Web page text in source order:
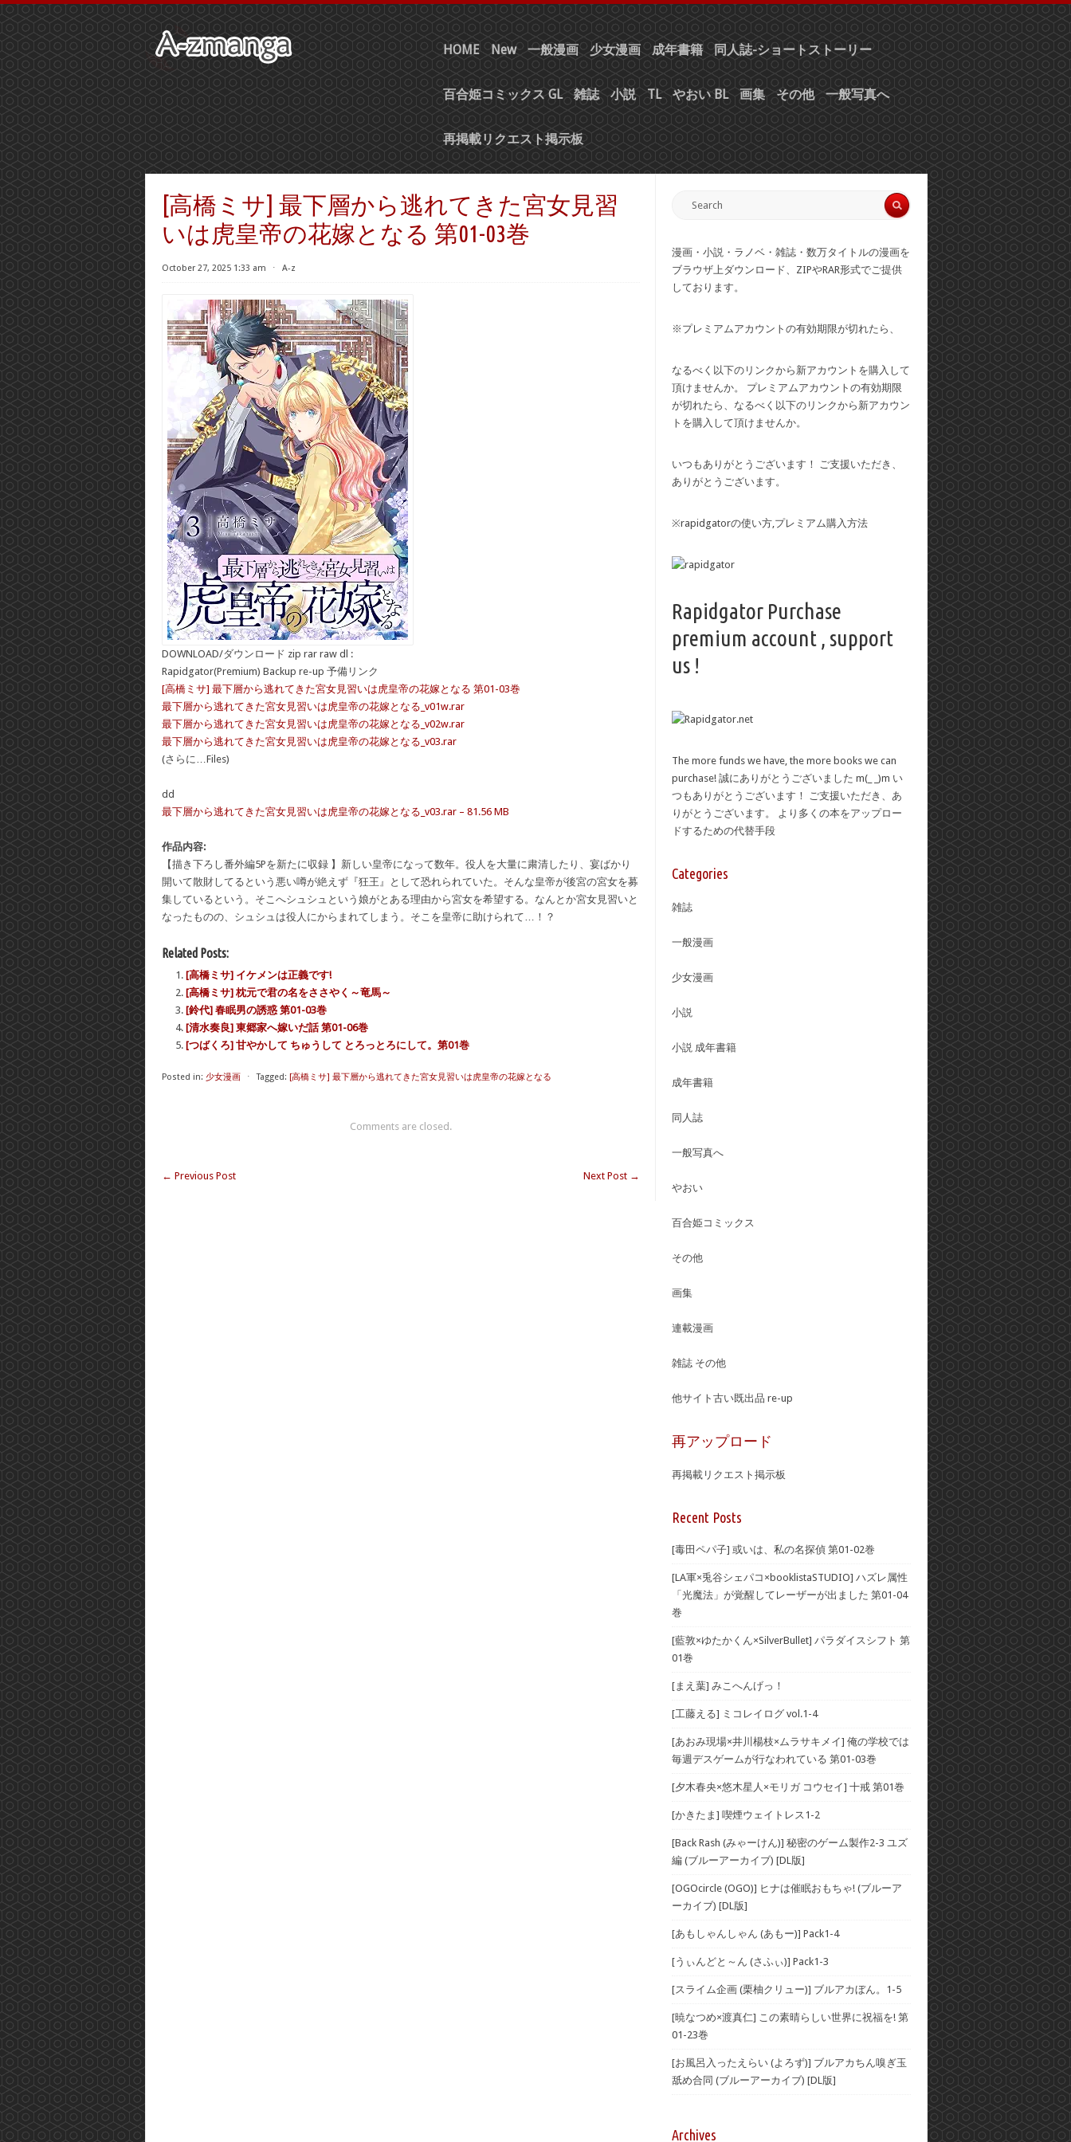
HOME New 一般漫画 少女漫画 成年書籍 同人誌-ショートストーリー
百合姫コミックス GL 雑誌 小説 TL やおい BL 画集 その他 一般写真へ
再掲載リクエスト掲示板
[高橋ミサ] 最下層から逃れてきた宮女見習
いは虎皇帝の花嫁となる 第01-03巻
October 27, 2025 1:33 am ⋅ A-z
DOWNLOAD/ダウンロード zip rar raw dl :
Rapidgator(Premium) Backup re-up 予備リンク
[高橋ミサ] 最下層から逃れてきた宮女見習いは虎皇帝の花嫁となる 第01-03巻
最下層から逃れてきた宮女見習いは虎皇帝の花嫁となる_v01w.rar
最下層から逃れてきた宮女見習いは虎皇帝の花嫁となる_v02w.rar
最下層から逃れてきた宮女見習いは虎皇帝の花嫁となる_v03.rar
(さらに…Files)
dd
最下層から逃れてきた宮女見習いは虎皇帝の花嫁となる_v03.rar – 81.56 MB
作品内容:
【描き下ろし番外編5Pを新たに収録 】新しい皇帝になって数年。役人を大量に粛清したり、宴ばかり
開いて散財してるという悪い噂が絶えず『狂王』として恐れられていた。そんな皇帝が後宮の宮女を募
集しているという。そこへシュシュという娘がとある理由から宮女を希望する。なんとか宮女見習いと
なったものの、シュシュは役人にからまれてしまう。そこを皇帝に助けられて…！？
Related Posts:
[高橋ミサ] イケメンは正義です!
[高橋ミサ] 枕元で君の名をささやく～竜馬～
[鈴代] 春眠男の誘惑 第01-03巻
[清水奏良] 東郷家へ嫁いだ話 第01-06巻
[つばくろ] 甘やかして ちゅうして とろっとろにして。第01巻
Posted in: 少女漫画 ⋅ Tagged: [高橋ミサ] 最下層から逃れてきた宮女見習いは虎皇帝の花嫁となる
Comments are closed.
← Previous Post Next Post →
漫画・小説・ラノベ・雑誌・数万タイトルの漫画を
ブラウザ上ダウンロード、ZIPやRAR形式でご提供
しております。
※プレミアムアカウントの有効期限が切れたら、
なるべく以下のリンクから新アカウントを購入して
頂けませんか。 プレミアムアカウントの有効期限
が切れたら、なるべく以下のリンクから新アカウン
トを購入して頂けませんか。
いつもありがとうございます！ ご支援いただき、
ありがとうございます。
※rapidgatorの使い方,プレミアム購入方法
Rapidgator Purchase
premium account , support
us !
The more funds we have, the more books we can
purchase! 誠にありがとうございました m(_ _)m い
つもありがとうございます！ ご支援いただき、あ
りがとうございます。 より多くの本をアップロー
ドするための代替手段
Categories
雑誌
一般漫画
少女漫画
小説
小説 成年書籍
成年書籍
同人誌
一般写真へ
やおい
百合姫コミックス
その他
画集
連載漫画
雑誌 その他
他サイト古い既出品 re-up
再アップロード
再掲載リクエスト掲示板
Recent Posts
[毒田ペパ子] 或いは、私の名探偵 第01-02巻
[LA軍×兎谷シェパコ×booklistaSTUDIO] ハズレ属性
「光魔法」が覚醒してレーザーが出ました 第01-04
巻
[藍敦×ゆたかくん×SilverBullet] パラダイスシフト 第
01巻
[まえ葉] みこへんげっ！
[工藤える] ミコレイログ vol.1-4
[あおみ現場×井川楊枝×ムラサキメイ] 俺の学校では
毎週デスゲームが行なわれている 第01-03巻
[夕木春央×悠木星人×モリガ コウセイ] 十戒 第01巻
[かきたま] 喫煙ウェイトレス1-2
[Back Rash (みゃーけん)] 秘密のゲーム製作2-3 ユズ
編 (ブルーアーカイブ) [DL版]
[OGOcircle (OGO)] ヒナは催眠おもちゃ! (ブルーア
ーカイブ) [DL版]
[あもしゃんしゃん (あもー)] Pack1-4
[うぃんどと～ん (さふぃ)] Pack1-3
[スライム企画 (栗柚クリュー)] ブルアカぼん。1-5
[暁なつめ×渡真仁] この素晴らしい世界に祝福を! 第
01-23巻
[お風呂入ったえらい (よろず)] ブルアカちん嗅ぎ玉
舐め合同 (ブルーアーカイブ) [DL版]
Archives